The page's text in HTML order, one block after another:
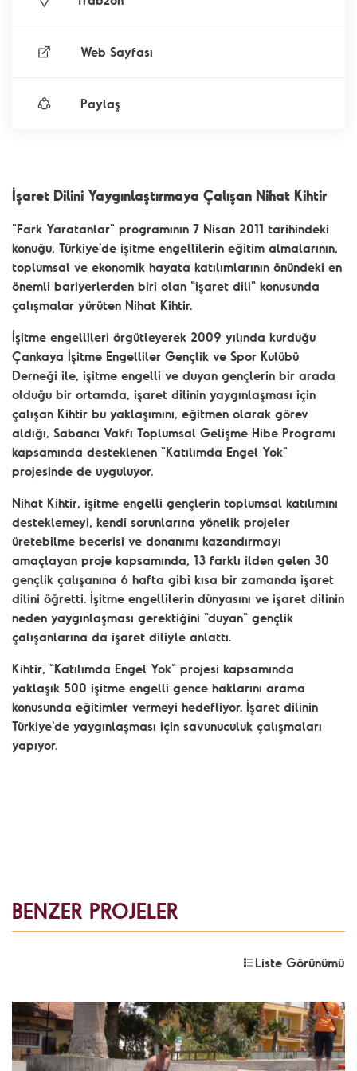
İşaret Dilini Yaygınlaştırmaya Çalışan Nihat Kihtir
"Fark Yaratanlar" programının 7 Nisan 2011 tarihindeki
konuğu, Türkiye'de işitme engellilerin eğitim almalarının,
toplumsal ve ekonomik hayata katılımlarının önündeki en
önemli bariyerlerden biri olan "işaret dili" konusunda
çalışmalar yürüten Nihat Kihtir.
İşitme engellileri örgütleyerek 2009 yılında kurduğu
Çankaya İşitme Engelliler Gençlik ve Spor Kulübü
Derneği ile, işitme engelli ve duyan gençlerin bir arada
olduğu bir ortamda, işaret dilinin yaygınlaşması için
çalışan Kihtir bu yaklaşımını, eğitmen olarak görev
aldığı, Sabancı Vakfı Toplumsal Gelişme Hibe Programı
kapsamında desteklenen "Katılımda Engel Yok"
projesinde de uyguluyor.
Nihat Kihtir, işitme engelli gençlerin toplumsal katılımını
desteklemeyi, kendi sorunlarına yönelik projeler
üretebilme becerisi ve donanımı kazandırmayı
amaçlayan proje kapsamında, 13 farklı ilden gelen 30
gençlik çalışanına 6 hafta gibi kısa bir zamanda işaret
dilini öğretti. İşitme engellilerin dünyasını ve işaret dilinin
neden yaygınlaşması gerektiğini "duyan" gençlik
çalışanlarına da işaret diliyle anlattı.
Kihtir, "Katılımda Engel Yok" projesi kapsamında
yaklaşık 500 işitme engelli gence haklarını arama
konusunda eğitimler vermeyi hedefliyor. İşaret dilinin
Türkiye'de yaygınlaşması için savunuculuk çalışmaları
yapıyor.
Web Sayfası
Paylaş
BENZER PROJELER
Liste Görünümü